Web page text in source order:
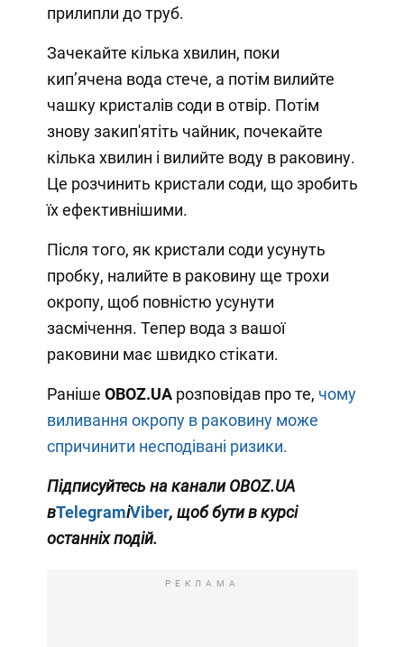
прилипли до труб.
Зачекайте кілька хвилин, поки
кип’ячена вода стече, а потім вилийте
чашку кристалів соди в отвір. Потім
знову закип'ятіть чайник, почекайте
кілька хвилин і вилийте воду в раковину.
Це розчинить кристали соди, що зробить
їх ефективнішими.
Після того, як кристали соди усунуть
пробку, налийте в раковину ще трохи
окропу, щоб повністю усунути
засмічення. Тепер вода з вашої
раковини має швидко стікати.
Раніше OBOZ.UA розповідав про те, чому
виливання окропу в раковину може
спричинити несподівані ризики.
Підписуйтесь на каналиOBOZ.UA
вTelegramіViber, щоб бути в курсі
останніх подій.
РЕКЛАМА